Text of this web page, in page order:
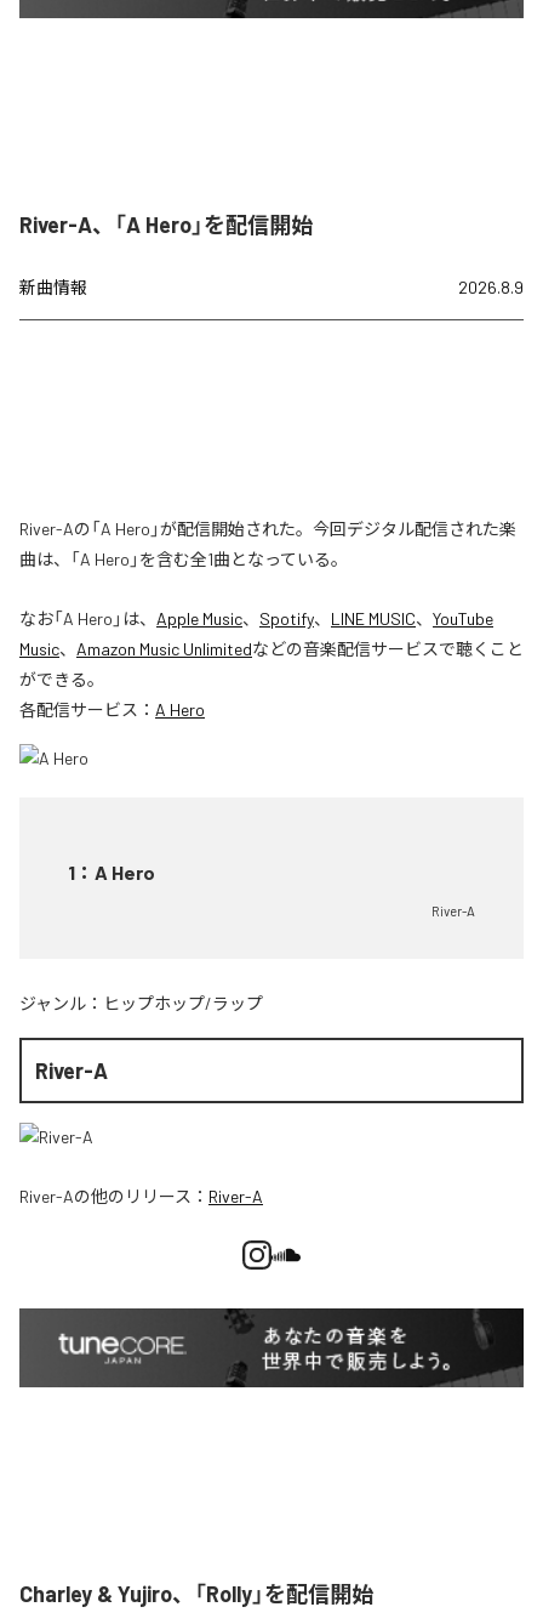
River-A、「A Hero」を配信開始
新曲情報 2026.8.9
River-Aの「A Hero」が配信開始された。今回デジタル配信された楽
曲は、「A Hero」を含む全1曲となっている。
なお「A Hero 」は、 Apple Music、 Spotify、 LINE MUSIC、 YouTube
Music、 Amazon Music Unlimitedなどの音楽配信サービスで聴くこと
ができる。
各配信サービス： A Hero
1 ： A Hero
River-A
ジャンル： ヒップホップ/ラップ
River-A
River-Aの他のリリース： River-A
Charley & Yujiro、「Rolly」を配信開始